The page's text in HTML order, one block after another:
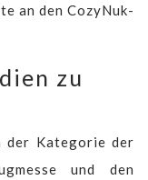
an den CozyNuk-
zu
der Kategorie der
und den